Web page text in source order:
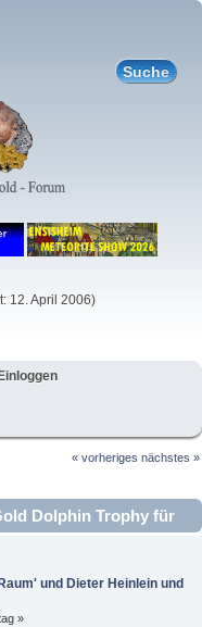
12. April 2006)
« vorheriges nächstes »
Dolphin Trophy für
und Oliver Sachs
und Dieter Heinlein und
»